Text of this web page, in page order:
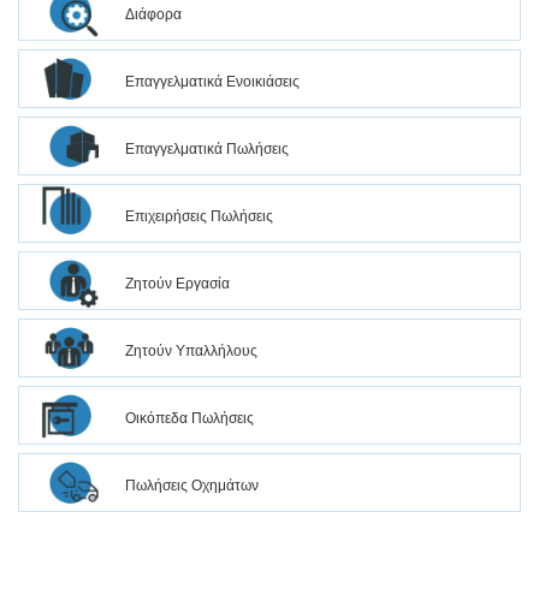
Διάφορα
Επαγγελματικά Ενοικιάσεις
Επαγγελματικά Πωλήσεις
Επιχειρήσεις Πωλήσεις
Ζητούν Εργασία
Ζητούν Υπαλλήλους
Οικόπεδα Πωλήσεις
Πωλήσεις Οχημάτων